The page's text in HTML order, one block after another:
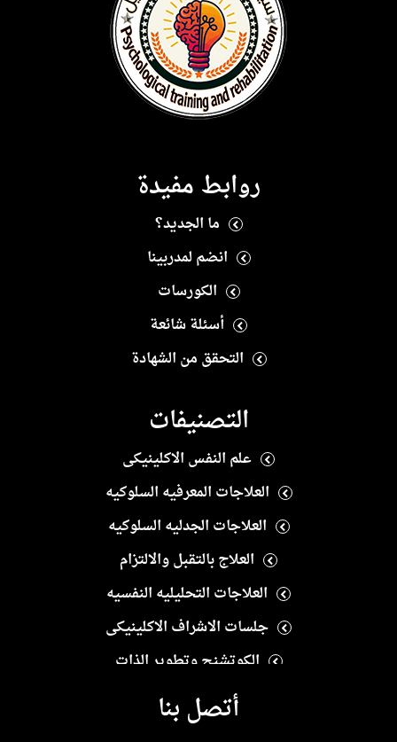
روابط مفيدة
ما الجديد؟
انضم لمدربينا
الكورسات
أسئلة شائعة
التحقق من الشهادة
التصنيفات
علم النفس الاكلينيكى
العلاجات المعرفيه السلوكيه
العلاجات الجدليه السلوكيه
العلاج بالتقبل والالتزام
العلاجات التحليليه النفسيه
جلسات الاشراف الاكلينيكى
الكوتشنج وتطوير الذات
العلاج النفسى الايجابى
العلاجات الانسانيه
أتصل بنا